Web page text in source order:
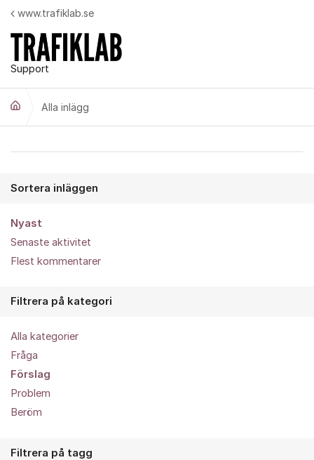
Hoppa till innehåll
Support
www.trafiklab.se
Alla inlägg
Sortera inläggen
Nyast
Senaste aktivitet
Flest kommentarer
Filtrera på kategori
Alla kategorier
Fråga
Förslag
Problem
Beröm
Filtrera på tagg